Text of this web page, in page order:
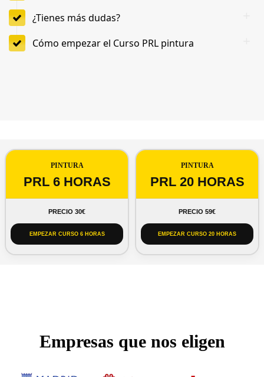
¿Tienes más dudas?
Cómo empezar el Curso PRL pintura
PINTURA
PRL 6 HORAS
PRECIO 30€
EMPEZAR CURSO 6 HORAS
PINTURA
PRL 20 HORAS
PRECIO 59€
EMPEZAR CURSO 20 HORAS
Empresas que nos eligen